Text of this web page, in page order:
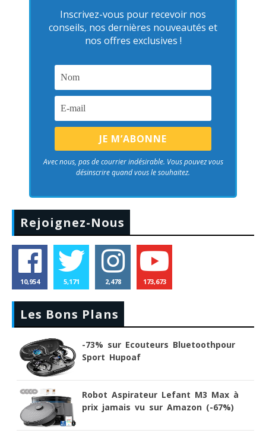
Inscrivez-vous pour recevoir nos
conseils, nos dernières nouveautés et
nos offres exclusives !
Avec nous, pas de courrier indésirable. Vous pouvez vous
désinscrire quand vous le souhaitez.
Rejoignez-Nous
10,954 5,171 2,478 173,673
Les Bons Plans
-73% sur Ecouteurs Bluetoothpour
Sport Hupoaf
Robot Aspirateur Lefant M3 Max à
prix jamais vu sur Amazon (-67%)